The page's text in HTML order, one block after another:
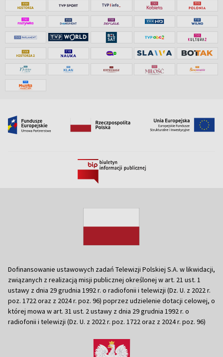
Dofinansowanie ustawowych zadań Telewizji Polskiej S.A. w likwidacji,
związanych z realizacją misji publicznej określonej w art. 21 ust. 1
ustawy z dnia 29 grudnia 1992 r. o radiofonii i telewizji (Dz. U. z 2022 r.
poz. 1722 oraz z 2024 r. poz. 96) poprzez udzielenie dotacji celowej, o
której mowa w art. 31 ust. 2 ustawy z dnia 29 grudnia 1992 r. o
radiofonii i telewizji (Dz. U. z 2022 r. poz. 1722 oraz z 2024 r. poz. 96)